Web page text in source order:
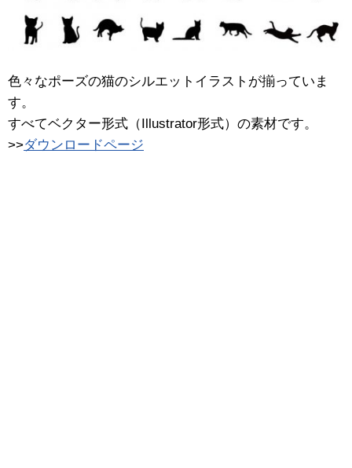
色々なポーズの猫のシルエットイラストが揃っていま
す。
すべてベクター形式（Illustrator形式）の素材です。
>>ダウンロードページ